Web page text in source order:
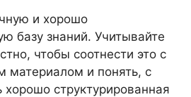
и хорошо
базу знаний. Учитывайте
чтобы соотнести это с
материалом и понять, с
хорошо структурированная